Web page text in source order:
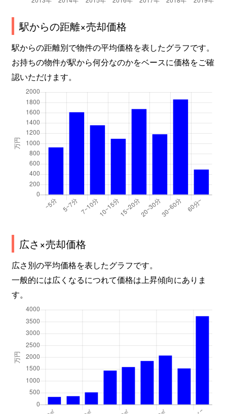
駅からの距離×売却価格
駅からの距離別で物件の平均価格を表したグラフです。
お持ちの物件が駅から何分なのかをベースに価格をご確
認いただけます。
広さ×売却価格
広さ別の平均価格を表したグラフです。
一般的には広くなるにつれて価格は上昇傾向にありま
す。